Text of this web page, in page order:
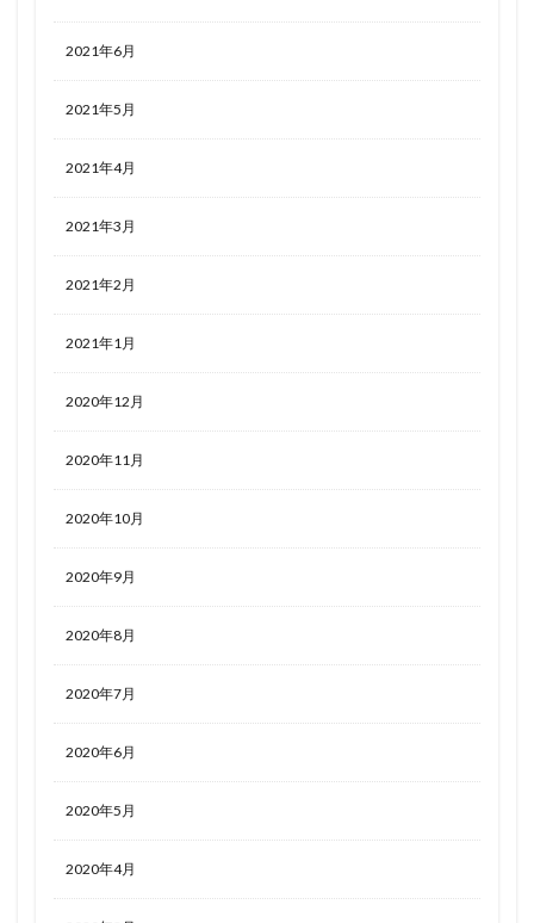
2021年6月
2021年5月
2021年4月
2021年3月
2021年2月
2021年1月
2020年12月
2020年11月
2020年10月
2020年9月
2020年8月
2020年7月
2020年6月
2020年5月
2020年4月